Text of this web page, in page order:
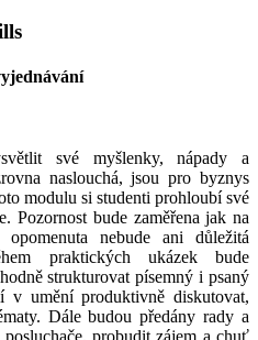
své myšlenky, nápady a
naslouchá, jsou pro byznys
modulu si studenti prohloubí své
Pozornost bude zaměřena jak na
nebude ani důležitá
praktických ukázek bude
strukturovat písemný i psaný
v umění produktivně diskutovat,
Dále budou předány rady a
probudit zájem a chuť